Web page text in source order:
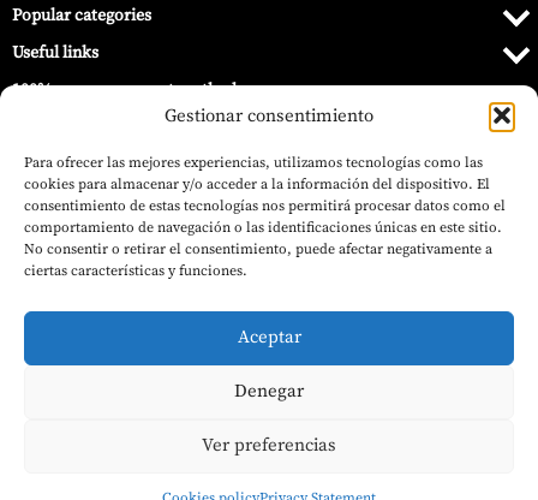
Gestionar consentimiento
Para ofrecer las mejores experiencias, utilizamos tecnologías como las
cookies para almacenar y/o acceder a la información del dispositivo. El
consentimiento de estas tecnologías nos permitirá procesar datos como el
comportamiento de navegación o las identificaciones únicas en este sitio.
No consentir o retirar el consentimiento, puede afectar negativamente a
ciertas características y funciones.
Aceptar
Denegar
Ver preferencias
Popular categories
Useful links
100% secure payment methods
© 2026 Barbecue World.